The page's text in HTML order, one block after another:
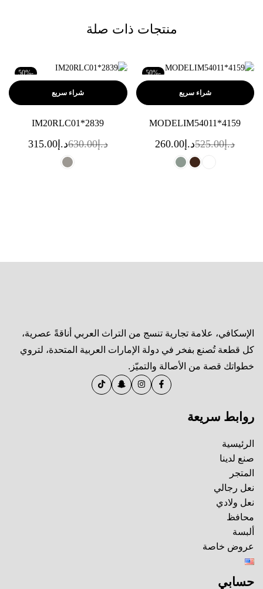
منتجات ذات صلة
-50%
شراء سريع
MODELIM54011*4159
د.إ525.00د.إ260.00
-50%
شراء سريع
IM20RLC01*2839
د.إ630.00د.إ315.00
الإسكافي، علامة تجارية تنسج من التراث العربي أناقةً عصرية،
كل قطعة تُصنع بفخر في دولة الإمارات العربية المتحدة، لتروي
خطواتك قصة من الأصالة والتميّز.
روابط سريعة
الرئيسية
صنع لدينا
المتجر
نعل رجالي
نعل ولادي
محافظ
ألبسة
عروض خاصة
حسابي